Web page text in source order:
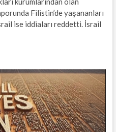
Filistin’de yaşananları
ise iddiaları reddetti. İsrail